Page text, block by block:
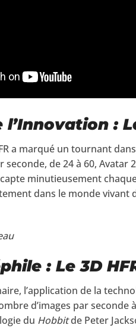
:
a marqué un tournant
seconde, de 24 à 60,
minutieusement
dans le monde vivant
: Le 3D
l’application de la
d’images par
du Hobbitde Peter